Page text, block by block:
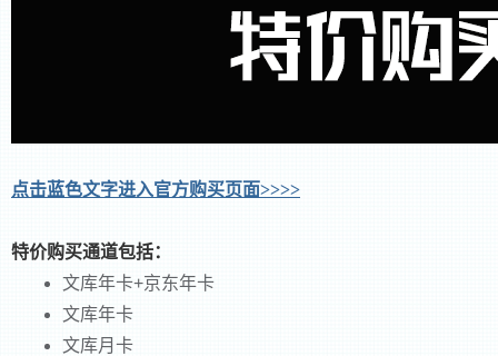
点击蓝色文字进入官方购买页面>>>>
特价购买通道包括：
文库年卡+京东年卡
文库年卡
文库月卡